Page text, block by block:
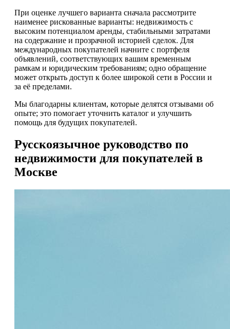
При оценке лучшего варианта сначала рассмотрите
наименее рискованные варианты: недвижимость с
высоким потенциалом аренды, стабильными затратами
на содержание и прозрачной историей сделок. Для
международных покупателей начните с портфеля
объявлений, соответствующих вашим временным
рамкам и юридическим требованиям; одно обращение
может открыть доступ к более широкой сети в России и
за её пределами.
Мы благодарны клиентам, которые делятся отзывами об
опыте; это помогает уточнить каталог и улучшить
помощь для будущих покупателей.
Русскоязычное руководство по
недвижимости для покупателей в
Москве